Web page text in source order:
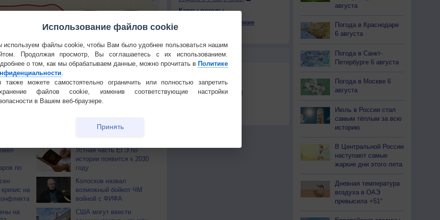
+14 +12 +12 +16 +19 +14 +11 +12 +14 +10
декада Мобильная версия
по
Устная часть ЕГЭ по
истории появится к 2030
году
на
Колосков назвал
возможный бойкот ЧМ
войной с ФИФА
на
США могут ввести
Карты погоды
Атмосферное давление
КОНТАКТЫ
Политика
конфиденциальности
августа
Погода в Краснодаре
6 августа
Погода в Санкт-
Петербурге 6 августа
Погода в Москве 6
августа
Июль в России стал
самым тёплым за всю
историю
В Центральной России
наступают самые
жаркие дни этого лета
Дневная температура
воздуха в ОАЭ
превысила +51°
Использование файлов cookie
используем файлы cookie, чтобы Вам было удобнее пользоваться нашим
Продолжая просмотр, Вы соглашаетесь с их использованием.
о том, как мы обрабатываем данные, можно прочитать в Политике
также можете самостоятельно ограничить или полностью запретить
файлов cookie, изменив соответствующие настройки
в Вашем веб-браузере.
Принять